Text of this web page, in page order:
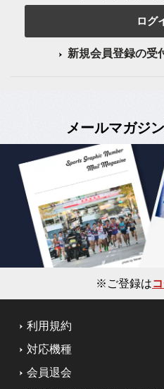
ログ
新規会員登録の受
メールマガジ
※ご登録は
利用規約
対応機種
会員退会